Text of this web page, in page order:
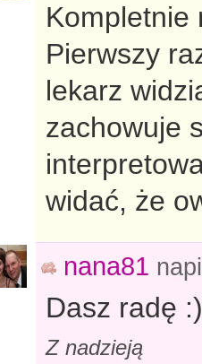
Kompletnie
Pierwszy
lekarz
zachowuje
widać, że
nana81
Dasz radę
Z nadzieją